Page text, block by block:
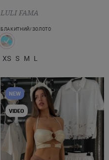
LULI FAMA
БЛАКИТНИЙ/ЗОЛОТО
XS S M L
NEW
VIDEO